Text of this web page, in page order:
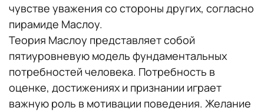
чувстве уважения со стороны других, согласно
пирамиде Маслоу.
Теория Маслоу представляет собой
пятиуровневую модель фундаментальных
потребностей человека. Потребность в
оценке, достижениях и признании играет
важную роль в мотивации поведения. Желание